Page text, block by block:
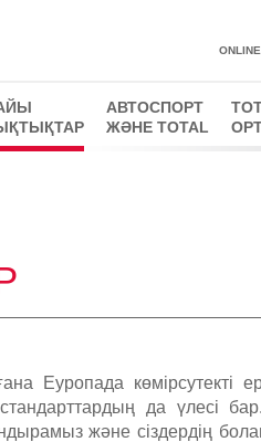
АВТОСПОРТ
ЖӘНЕ TOTAL
Еуропада
да үлесі
және сіздердің